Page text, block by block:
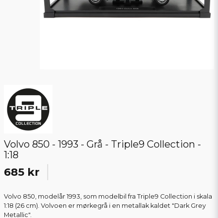
Volvo 850 - 1993 - Grå - Triple9 Collection -
1:18
685 kr
Volvo 850, modelår 1993, som modelbil fra Triple9 Collection i skala
1:18 (26 cm). Volvoen er mørkegrå i en metallak kaldet "Dark Grey
Metallic".